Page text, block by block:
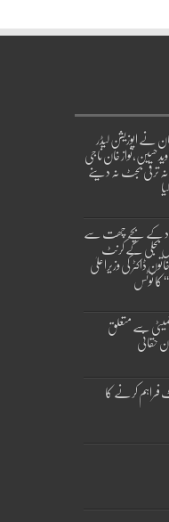
نے اپوزیشن لیڈر
حسین،نواز خان ناجی
ترقی بجٹ نہ دینے
آباد کے بچے چھت سے
بجلی کے کرنٹ
ڈاکٹر کی وزیراعلیٰ
کا نوٹس
سے متعلقحقانی
کرنے کا